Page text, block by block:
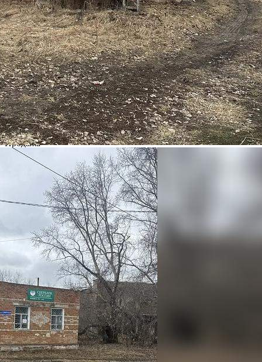
Характеристики помещения
№ объявления
124803
Дата размещения
28.05.2026
Город
Тюкалинск
Адрес
с. Старосолдатское, Советская улица, д.3
Расположено
Этаж
1
Предлагается
Продажа
Желаемый / подходящий вид деятельности
Не указано
Назначение
Не указано
Размер площади (м2)
52.6
Цена за помещение
630 000 руб.
О помещении